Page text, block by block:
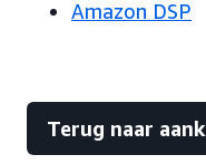
Amazon DSP
Terug naar